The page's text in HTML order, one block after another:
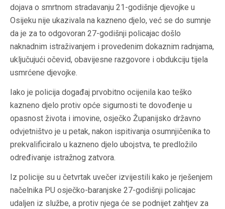
dojava o smrtnom stradavanju 21-godišnje djevojke u
Osijeku nije ukazivala na kazneno djelo, već se do sumnje
da je za to odgovoran 27-godišnji policajac došlo
naknadnim istraživanjem i provedenim dokaznim radnjama,
uključujući očevid, obavijesne razgovore i obdukciju tijela
usmrćene djevojke.
Iako je policija događaj prvobitno ocijenila kao teško
kazneno djelo protiv opće sigurnosti te dovođenje u
opasnost života i imovine, osječko Županijsko državno
odvjetništvo je u petak, nakon ispitivanja osumnjičenika to
prekvalificiralo u kazneno djelo ubojstva, te predložilo
određivanje istražnog zatvora.
Iz policije su u četvrtak uvečer izvijestili kako je rješenjem
načelnika PU osječko-baranjske 27-godišnji policajac
udaljen iz službe, a protiv njega će se podnijet zahtjev za